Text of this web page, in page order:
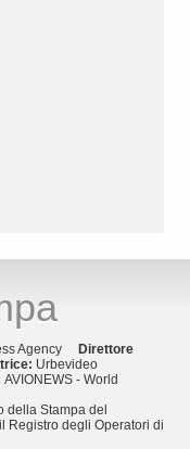
Agency
Direttore
Urbevideo
AVIONEWS - World
della Stampa del
Registro degli Operatori di